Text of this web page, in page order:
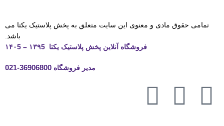
تمامی حقوق مادی و معنوی این سایت متعلق به پخش پلاستیک یکتا می
باشد.
فروشگاه آنلاین پخش پلاستیک یکتا ۱۳۹5 – ۱۴۰5
مدیر فروشگاه 36906800-021